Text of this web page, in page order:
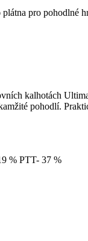
pro pohodlné
kalhotách
pohodlí.
% PTT- 37 %